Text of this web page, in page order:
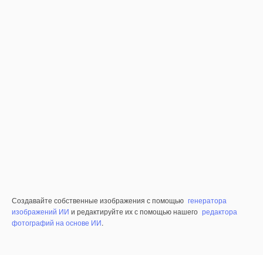
Создавайте собственные изображения с помощью генератора
изображений ИИ и редактируйте их с помощью нашего редактора
фотографий на основе ИИ.